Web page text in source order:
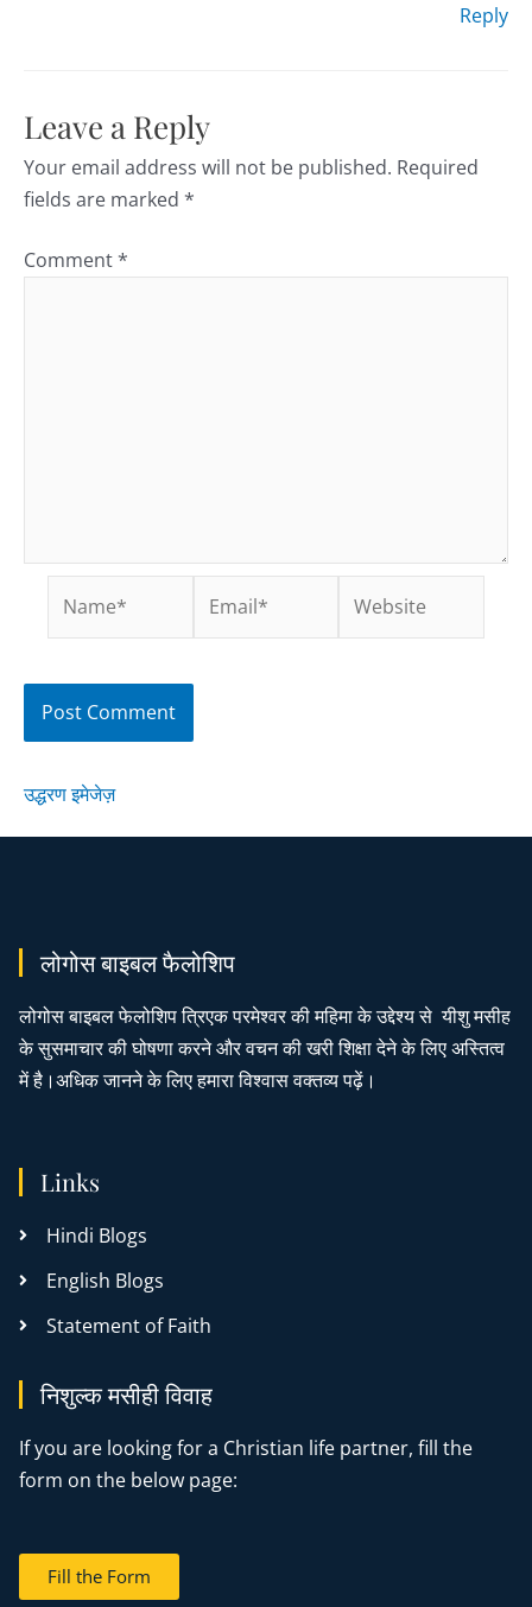
Reply
Leave a Reply
Your email address will not be published. Required
fields are marked *
Comment*
उद्धरण इमेजेज़
लोगोस बाइबल फैलोशिप
लोगोस बाइबल फेलोशिप त्रिएक परमेश्वर की महिमा के उद्देश्य से यीशु मसीह
के सुसमाचार की घोषणा करने और वचन की खरी शिक्षा देने के लिए अस्तित्व
में है।अधिक जानने के लिए हमारा विश्वास वक्तव्य पढ़ें।
Links
Hindi Blogs
English Blogs
Statement of Faith
निशुल्क मसीही विवाह
If you are looking for a Christian life partner, fill the
form on the below page:
Fill the Form